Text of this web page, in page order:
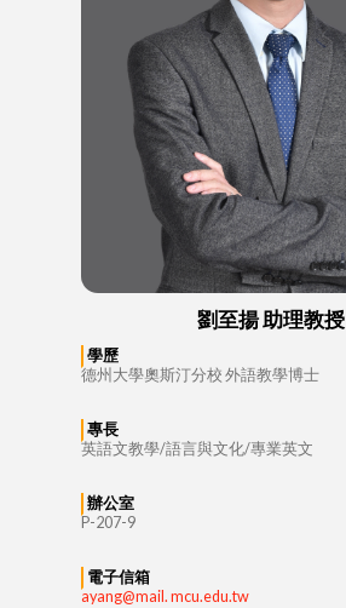
劉至揚 助理教授
學歷
德州大學奧斯汀分校 外語教學博士
專長
英語文教學/語言與文化/專業英文
辦公室
P-207-9
電子信箱
ayang@mail. mcu.edu.tw